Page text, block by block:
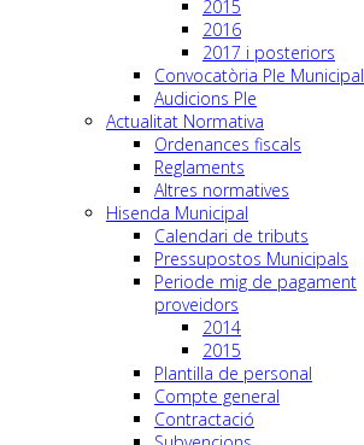
2015
2016
2017 i posteriors
Convocatòria Ple Municipal
Audicions Ple
Actualitat Normativa
Ordenances fiscals
Reglaments
Altres normatives
Hisenda Municipal
Calendari de tributs
Pressupostos Municipals
Periode mig de pagament
proveidors
2014
2015
Plantilla de personal
Compte general
Contractació